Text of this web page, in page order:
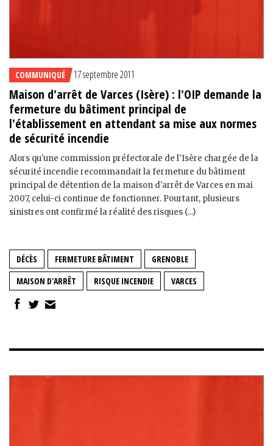
COMMUNIQUÉ 17 septembre 2011
Maison d'arrêt de Varces (Isère) : l'OIP demande la
fermeture du bâtiment principal de
l'établissement en attendant sa mise aux normes
de sécurité incendie
Alors qu'une commission préfectorale de l'Isère chargée de la
sécurité incendie recommandait la fermeture du bâtiment
principal de détention de la maison d'arrêt de Varces en mai
2007, celui-ci continue de fonctionner. Pourtant, plusieurs
sinistres ont confirmé la réalité des risques (...)
DÉCÈS FERMETURE BÂTIMENT
GRENOBLE
MAISON D'ARRÊT
RISQUE INCENDIE VARCES